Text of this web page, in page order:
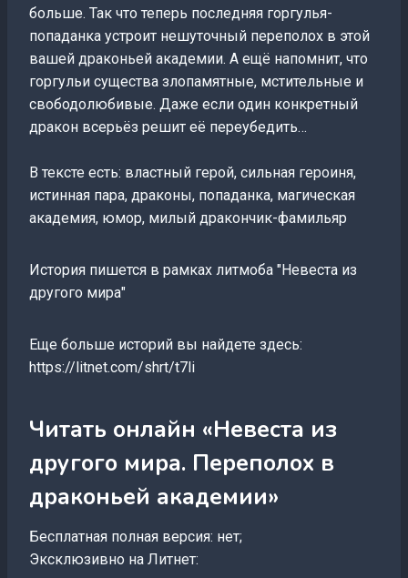
больше. Так что теперь последняя горгулья-
попаданка устроит нешуточный переполох в этой
вашей драконьей академии. А ещё напомнит, что
горгульи существа злопамятные, мстительные и
свободолюбивые. Даже если один конкретный
дракон всерьёз решит её переубедить…
В тексте есть: властный герой, сильная героиня,
истинная пара, драконы, попаданка, магическая
академия, юмор, милый дракончик-фамильяр
История пишется в рамках литмоба "Невеста из
другого мира"
Еще больше историй вы найдете здесь:
https://litnet.com/shrt/t7li
Читать онлайн «Невеста из
другого мира. Переполох в
драконьей академии»
Бесплатная полная версия: нет;
Эксклюзивно на Литнет: